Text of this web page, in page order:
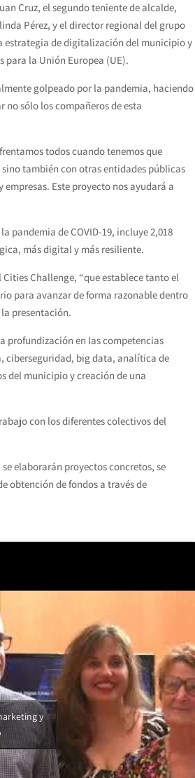
Cruz, el segundo teniente de alcalde,
Pérez, y el director regional del grupo
estrategia de digitalización del municipio y
para la Unión Europea (UE).
golpeado por la pandemia, haciendo
sólo los compañeros de esta
todos cuando tenemos que
también con otras entidades públicas
Este proyecto nos ayudará a
pandemia de COVID-19, incluye 2,018
más digital y más resiliente.
Challenge, “que establece tanto el
para avanzar de forma razonable dentro
presentación.
profundización en las competencias
big data, analítica de
del municipio y creación de una
con los diferentes colectivos del
elaborarán proyectos concretos, se
obtención de fondos a través de
y